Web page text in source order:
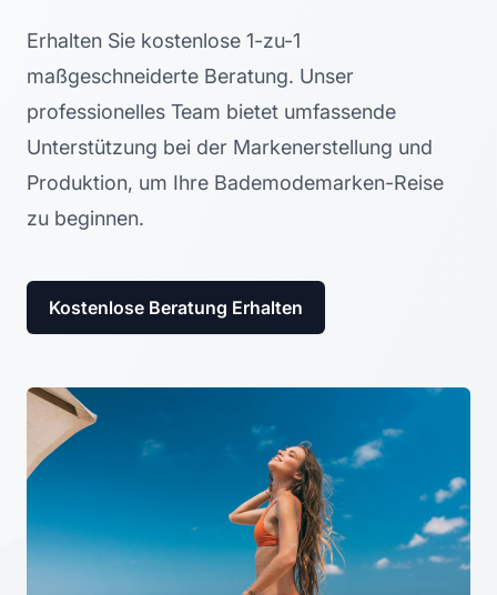
Erhalten Sie kostenlose 1-zu-1
maßgeschneiderte Beratung. Unser
professionelles Team bietet umfassende
Unterstützung bei der Markenerstellung und
Produktion, um Ihre Bademodemarken-Reise
zu beginnen.
Kostenlose Beratung Erhalten